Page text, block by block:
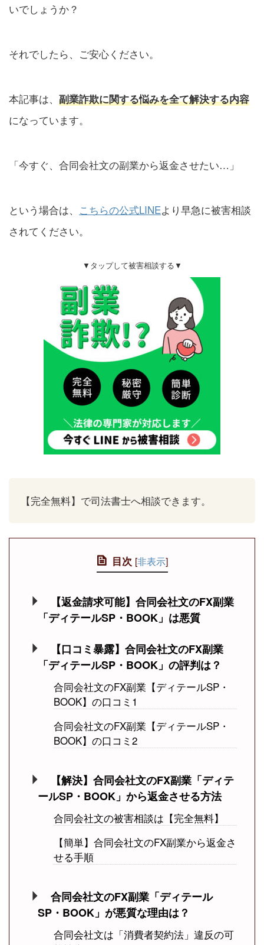
いでしょうか？
それでしたら、ご安心ください。
本記事は、 副業詐欺に関する悩みを全て解決する内容
になっています。
「今すぐ、合同会社文の副業から返金させたい…」
という場合は、 こちらの公式LINEより早急に被害相談
されてください。
▼タップして被害相談する▼
【完全無料】で司法書士へ相談できます。
目次 [非表示]
【返金請求可能】合同会社文のFX副業
「ディテールSP・BOOK」は悪質
【口コミ暴露】合同会社文のFX副業
「ディテールSP・BOOK」の評判は？
合同会社文のFX副業【ディテールSP・
BOOK】の口コミ1
合同会社文のFX副業【ディテールSP・
BOOK】の口コミ2
【解決】合同会社文のFX副業「ディテ
ールSP・BOOK」から返金させる方法
合同会社文の被害相談は【完全無料】
【簡単】合同会社文のFX副業から返金さ
せる手順
合同会社文のFX副業「ディテール
SP・BOOK」が悪質な理由は？
合同会社文は「消費者契約法」違反の可